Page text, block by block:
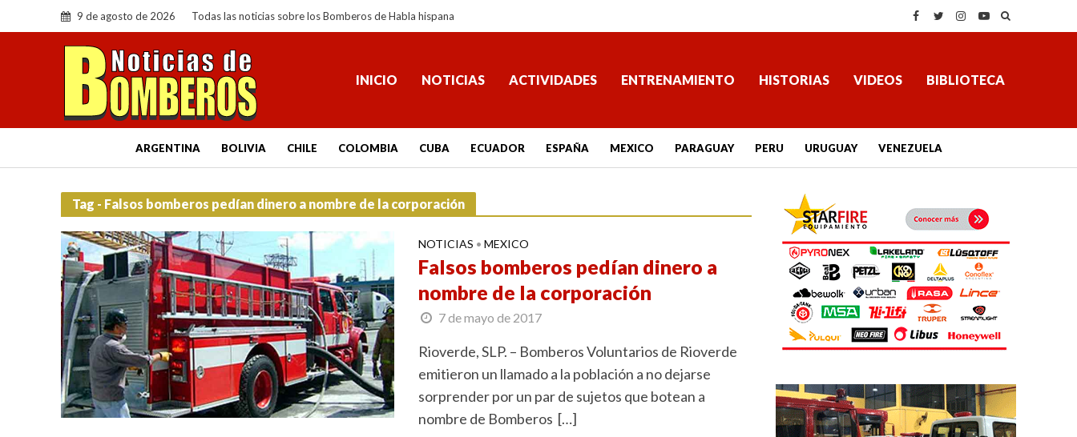
9 de agosto de 2026 Todas las noticias sobre los Bomberos de Habla hispana
INICIO NOTICIAS ACTIVIDADES ENTRENAMIENTO HISTORIAS VIDEOS BIBLIOTECA
ARGENTINA BOLIVIA CHILE COLOMBIA CUBA ECUADOR ESPAÑA MEXICO PARAGUAY PERU URUGUAY VENEZUELA
Tag - Falsos bomberos pedían dinero a nombre de la corporación
NOTICIAS • MEXICO
Falsos bomberos pedían dinero a
nombre de la corporación
7 de mayo de 2017
Rioverde, SLP. – Bomberos Voluntarios de Rioverde
emitieron un llamado a la población a no dejarse
sorprender por un par de sujetos que botean a
nombre de Bomberos […]